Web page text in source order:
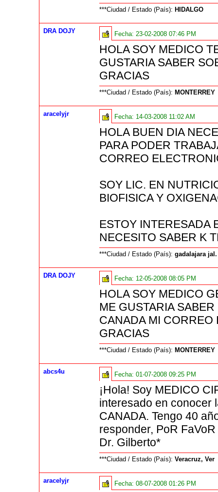
***Ciudad / Estado (País): HIDALGO
DRA DOJY Fecha:23-02-2008 07:46 PM
HOLA SOY MEDICO
GUSTARIA SABER
GRACIAS
***Ciudad / Estado (País): MONTERREY
aracelyjr Fecha: 14-03-2008 11:02 AM
HOLA BUEN DIA
PARA PODER
CORREO
SOY LIC. EN
BIOFISICA Y
ESTOY INTERESADA
NECESITO SABER K
***Ciudad / Estado (País):gadalajara
DRA DOJY Fecha: 12-05-2008 08:05 PM
HOLA SOY MEDICO
ME GUSTARIA
CANADA MI
GRACIAS
***Ciudad / Estado (País): MONTERREY
abcs4u Fecha:01-07-2008 09:25 PM
¡Hola! Soy MEDICO
interesado en conocer
CANADA. Tengo 40
responder, PoR
Dr. Gilberto*
***Ciudad / Estado (País):Veracruz, Ver
aracelyjr Fecha:08-07-2008 01:26 PM